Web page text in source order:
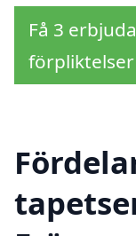
Få 3
förpliktelser